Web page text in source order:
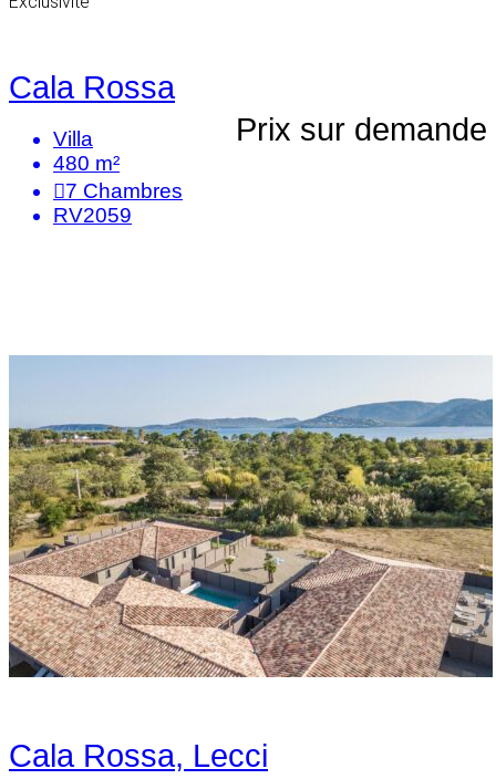
Cala Rossa
Prix sur demande
Villa
480 m²
7 Chambres
RV2059
Cala Rossa, Lecci